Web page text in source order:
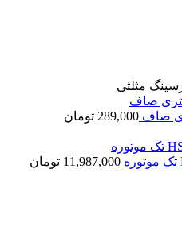
مثلثی
289,000 تومان
11,987,000 تومان